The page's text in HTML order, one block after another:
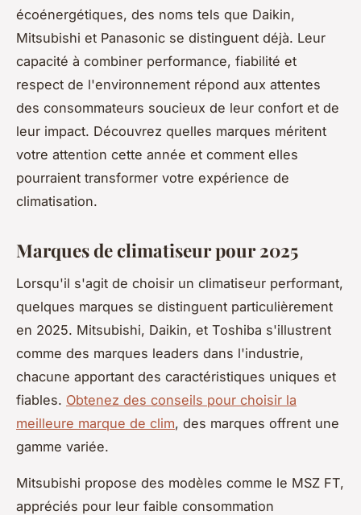
écoénergétiques, des noms tels que Daikin,
Mitsubishi et Panasonic se distinguent déjà. Leur
capacité à combiner performance, fiabilité et
respect de l'environnement répond aux attentes
des consommateurs soucieux de leur confort et de
leur impact. Découvrez quelles marques méritent
votre attention cette année et comment elles
pourraient transformer votre expérience de
climatisation.
Marques de climatiseur pour 2025
Lorsqu'il s'agit de choisir un climatiseur performant,
quelques marques se distinguent particulièrement
en 2025. Mitsubishi, Daikin, et Toshiba s'illustrent
comme des marques leaders dans l'industrie,
chacune apportant des caractéristiques uniques et
fiables. Obtenez des conseils pour choisir la
meilleure marque de clim, des marques offrent une
gamme variée.
Mitsubishi propose des modèles comme le MSZ FT,
appréciés pour leur faible consommation